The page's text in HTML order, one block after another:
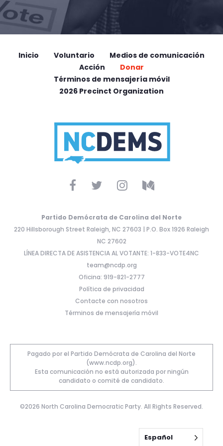
Inicio Voluntario
Medios de comunicación
Acción
Donar
Términos de mensajería móvil
2026 Precinct Organization
Partido Demócrata de Carolina del Norte
220 Hillsborough Street Raleigh, NC 27603 | P.O. Box 1926 Raleigh
NC 27602
LÍNEA DIRECTA DE ASISTENCIA AL VOTANTE: 1-833-VOTE4NC
team@ncdp.org
Oficina: 919-821-2777
Política de privacidad
Contacte con nosotros
Términos de mensajería móvil
Pagado por el Partido Demócrata de Carolina del Norte
(www.ncdp.org).
Esta comunicación no está autorizada por ningún
candidato o comité de candidato.
©2026 North Carolina Democratic Party. All Rights Reserved.
Español